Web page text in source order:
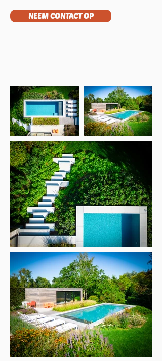
NEEM CONTACT OP